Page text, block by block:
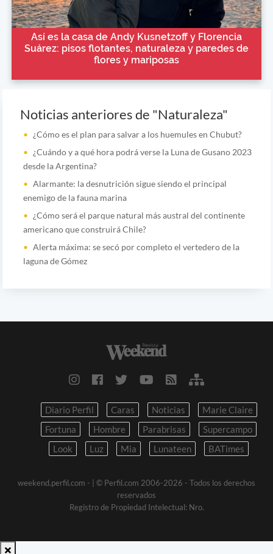
Así es la casa de Andy Kusnetzoff y Florencia
Suárez: pisos flotantes, naturaleza y paredes de
flores y mariposas
Noticias anteriores de "Naturaleza"
¿Cómo es el plan para salvar a los huemules en Chubut?
¿Cuándo y a qué hora podrá verse la Luna de Gusano 2023
desde la Argentina?
Alarmante: la desnutrición sigue siendo el principal
enemigo de la fauna marina
¿Cómo será el parque natural más austral del continente
americano que construirá Chile?
Alerta máxima: se secó por completo el vertedero de la
laguna de Gómez
Diario Perfil Caras Noticias
Marie Claire
Fortuna
Hombre Parabrisas
Supercampo
Look
Luz Mia Lunateen BATimes
weekend.perfil.com -
| © Perfil.com 2006-2026 - Todos los derechos
reservados
Registro de Propiedad Intelectual: Nro.